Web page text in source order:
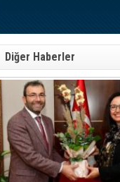
Diğer Haberler